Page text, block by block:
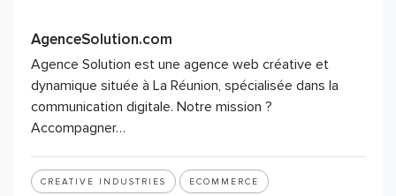
AgenceSolution.com
Agence Solution est une agence web créative et
dynamique située à La Réunion, spécialisée dans la
communication digitale. Notre mission ?
Accompagner…
CREATIVE INDUSTRIES ECOMMERCE